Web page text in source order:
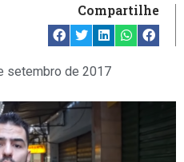
Compartilhe
setembro de 2017